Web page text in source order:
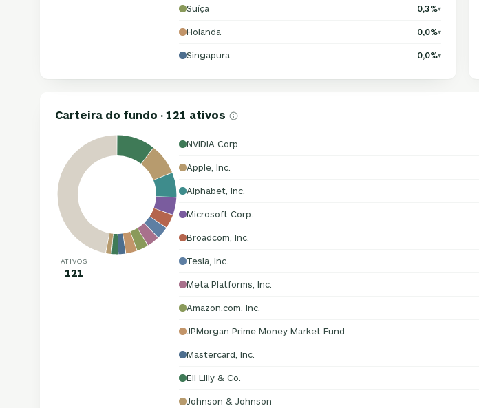
Suíça 0,3%▾
Holanda 0,0%▾
Singapura 0,0%▾
Carteira do fundo · 121 ativos
ATIVOS
121
NVIDIA Corp.
Apple, Inc.
Alphabet, Inc.
Microsoft Corp.
Broadcom, Inc.
Tesla, Inc.
Meta Platforms, Inc.
Amazon.com, Inc.
JPMorgan Prime Money Market Fund
Mastercard, Inc.
Eli Lilly & Co.
Johnson & Johnson